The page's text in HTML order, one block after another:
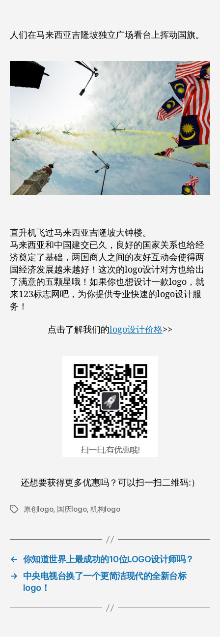
人们在马来西亚吉隆坡独立广场看台上挥动国旗。
直升机飞过马来西亚吉隆坡大钟楼。
马来西亚和中国建交已久，良好的国家关系也给经
济奠定了基础，两国商人之间的友好互动会使得两
国经济发展越来越好！这次的logo设计对方也给出
了满意的五颗星哦！如果你也想设计一款logo，就
来123标志网吧，为你提供专业快速的logo设计服
务！
点击了解我们的logo设计价格>>
还想要获得更多优惠吗？可以扫一扫二维码:）
标
原创logo, 国庆logo, 机构logo
← 你知道世界上最成功的10位LOGO设计师吗？
→
中央电视台换了一个更简洁现代的全新台标
logo！